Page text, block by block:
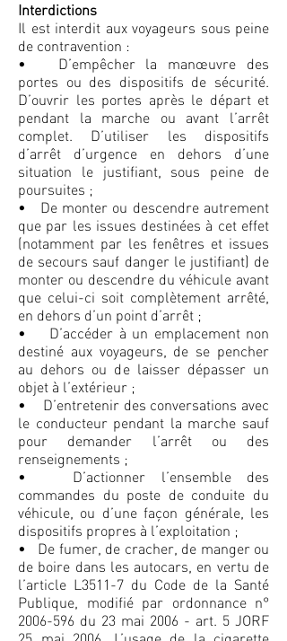
Interdictions
Il est interdit aux voyageurs sous peine
de contravention :
• D’empêcher la manœuvre des
portes ou des dispositifs de sécurité.
D’ouvrir les portes après le départ et
pendant la marche ou avant l’arrêt
complet. D’utiliser les dispositifs
d’arrêt d’urgence en dehors d’une
situation le justifiant, sous peine de
poursuites ;
• De monter ou descendre autrement
que par les issues destinées à cet effet
(notamment par les fenêtres et issues
de secours sauf danger le justifiant) de
monter ou descendre du véhicule avant
que celui-ci soit complètement arrêté,
en dehors d’un point d’arrêt ;
• D’accéder à un emplacement non
destiné aux voyageurs, de se pencher
au dehors ou de laisser dépasser un
objet à l’extérieur ;
• D’entretenir des conversations avec
le conducteur pendant la marche sauf
pour demander l’arrêt ou des
renseignements ;
• D’actionner l’ensemble des
commandes du poste de conduite du
véhicule, ou d’une façon générale, les
dispositifs propres à l’exploitation ;
• De fumer, de cracher, de manger ou
de boire dans les autocars, en vertu de
l’article L3511-7 du Code de la Santé
Publique, modifié par ordonnance n°
2006-596 du 23 mai 2006 - art. 5 JORF